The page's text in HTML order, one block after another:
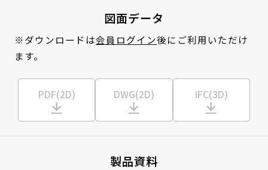
図面データ
※ダウンロードは会員ログイン後にご利用いただけ
ます。
PDF(2D) DWG(2D) IFC(3D)
製品資料